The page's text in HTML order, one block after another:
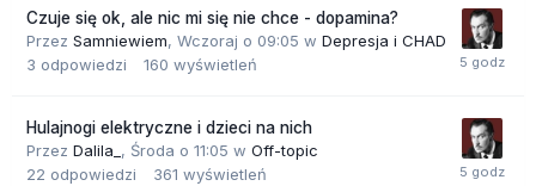
Czuje się ok, ale nic mi się nie chce - dopamina?
Przez Samniewiem, Wczoraj o 09:05 w Depresja i CHAD
3 odpowiedzi 160 wyświetleń
Hulajnogi elektryczne i dzieci na nich
Przez Dalila_ , Środa o 11:05 w Off-topic
22 odpowiedzi 361 wyświetleń